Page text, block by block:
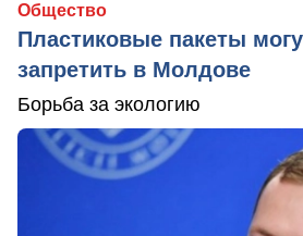
Общество
Пластиковые пакеты
запретить в Молдове
Борьба за экологию